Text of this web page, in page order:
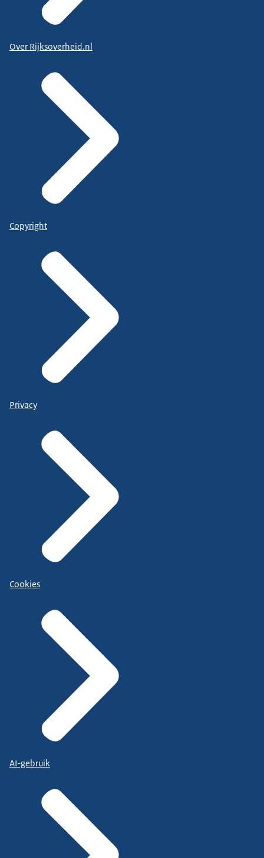
Over Rijksoverheid.nl
Copyright
Privacy
Cookies
AI-gebruik